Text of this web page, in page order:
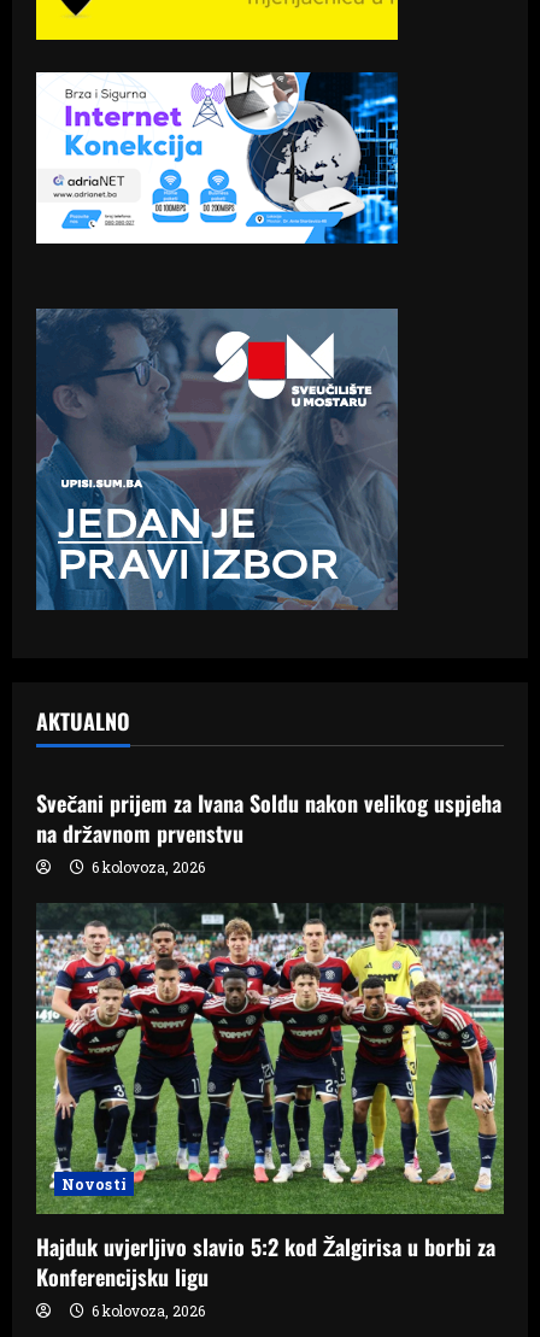
AKTUALNO
Samo Hercegovina
Svečani prijem za Ivana Soldu nakon velikog uspjeha
na državnom prvenstvu
6 kolovoza, 2026
Novosti
Hajduk uvjerljivo slavio 5:2 kod Žalgirisa u borbi za
Konferencijsku ligu
6 kolovoza, 2026